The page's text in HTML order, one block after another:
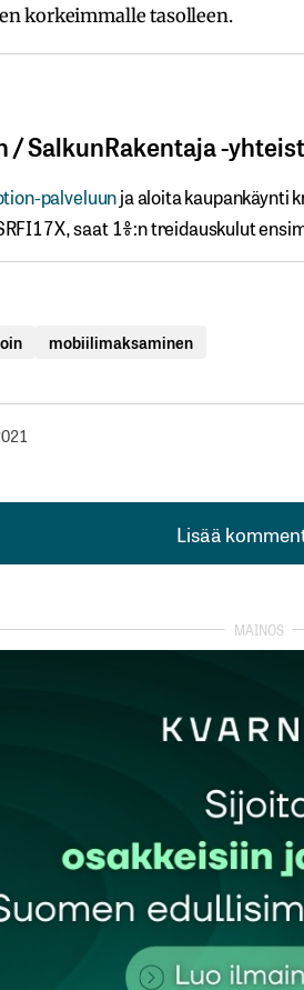
korkeimmalle tasolleen.
/ ​SalkunRakentaja ​-​​
palveluunja aloita kaupankäynti
​saat​ ​1%:n treidauskulut​
mobiilimaksaminen
Lisää
Lisää